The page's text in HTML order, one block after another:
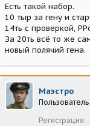
Есть такой набор.
10 тыр за гену и
14ть с проверкой,
За 20ть всё то же
новый полячий гена.
Маэстро
Пользователь
Регистрация